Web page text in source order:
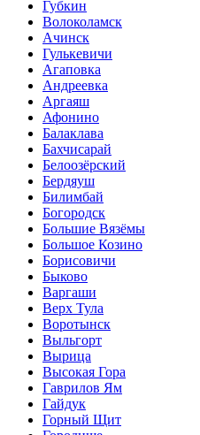
Губкин
Волоколамск
Ачинск
Гулькевичи
Агаповка
Андреевка
Аргаяш
Афонино
Балаклава
Бахчисарай
Белоозёрский
Бердяуш
Билимбай
Богородск
Большие Вязёмы
Большое Козино
Борисовичи
Быково
Варгаши
Верх Тула
Воротынск
Выльгорт
Вырица
Высокая Гора
Гаврилов Ям
Гайдук
Горный Щит